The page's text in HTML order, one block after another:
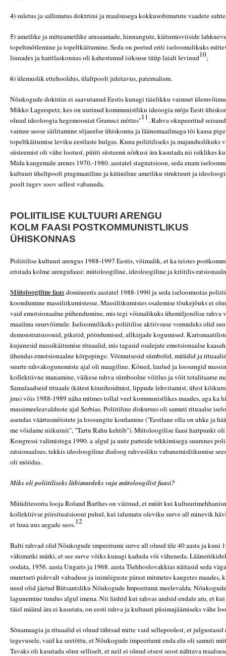
4)suletus ja sallimatus doktriini ja reaalsusega kokkusobimatute vaadete
5)ametlike ja mitteametlike arusaamade, hinnangute, käitumisviiside
topeltmõtlemine ja topeltkäitumine. Seda on peetud eriti iseloomulikuks
linnades ja haritlaskonnas oli kahestunud isiksuse tüüp laialt levinud10;
6)ülemuslik ettehooldus, ülaltpoolt juhitavus, paternalism.
Nõukogude doktriin ei saavutanud Eestis kunagi täielikku vaimset
Mikko Lagerspetz, kes on uurinud kommunistliku ideoogia mõju Eesti
olnud ideoloogia hegemooniat Gramsci mõttes"11. Rahva okupeeritud
vaimse seose säilitamine sõjaeelse ühiskonna ja läänemaailmaga tõi kaasa
topeltkäitumise leviku eestlaste hulgas. Kuna poliitiliseks ja majanduslikuks
süsteemist oli vähe lootust, püüti süsteemi nõrkusi ära kasutada nii isiklikes
Mida kaugemale arenes 1970.-1980. aastatel stagnatsioon, seda enam
kultuuri üheltpoolt pragmaatiline ja küüniline ametliku struktuuri ja
poolt tugev soov sellest vabaneda.
POLIITILISE KULTUURI ARENGU
KOLM FAASI POSTKOMMUNISTLIKUS
ÜHISKONNAS
Poliitilise kultuuri arengus 1988-1997 Eestis, võimalik, et ka teistes
eristada kolme arengufaasi: mütoloogiline, ideoloogiline ja kriitilis-
Mütoloogiline faas domineeris aastatel 1988-1990 ja seda iseloomustas
koondumine massiliikumistesse. Massiliikumistes osalemise tõukejõuks ei
vaid emotsionaalne pühendumine, mis tegi võimalikuks ühemiljonilise rahva
maailma suurvõimule. Iseloomulikeks poliitilise aktiivsuse vormideks olid
demonstratsioonid, piketid, pöördumised, allkirjade kogumised.
kujunesid massikäitumise rituaalid, mis tagasid osalejate emotsionaalse
ühendas emotsionaalne kõrgepinge. Võimutsesid sümbolid, müüdid ja
suurte rahvakogunemiste ajal oli maagiline. Kõned, laulud ja loosungid
kollektiivne manamine, väikese rahva sümboolne võitlus ja võit totalitaarse
Samalaadseid rituaale (kätest kinnihoidmist, lippude lehvitamist, ühist
jms) võis 1988-1989 näha mitmes tollal veel kommunistlikes maades, aga ka
massimeeleavalduste ajal Serbias. Poliitiline diskursus oli samuti rituaalse
asendas väärtusmõistete ja loosungite kordamine ("Eestlane olla on uhke ja
me võidame niikuinii", "Tartu Rahu kehtib"). Mütoloogilise faasi haripunkt oli
Kongressi valimistega 1990. a algul ja uute parteide tekkimisega suurenes
ratsionaalsus, tekkis ideoloogiline dialoog rahvusliku vabanemisliikumise
oli möödas.
Miks oli poliitiliseks läbimurdeks vaja mütoloogilist faasi?
Müüditeooria looja Roland Barthes on väitnud, et müüt kui
kollektiivse piirsituatsiooni puhul, kui talumatu oleviku surve all minevik
et luua uus aegade seos.12
Balti rahvad olid Nõukogude impeeriumi surve all olnud üle 40 aasta ja kuni
vähimatki märki, et see surve võiks kunagi kaduda või väheneda.
oodata, 1956. aasta Ungaris ja 1968. aasta Tšehhoslovakkias näitasid seda
muretseti pidevalt vabaduse ja inimõiguste pärast mitmetes kaugetes maades,
need olid jäetud Bütsantsliku Nõukogude Impeeriumi meelevalda.
lagunemine tundus algul imena. Nii liidrid kui rahvas andsid endale aru, et kui
täiel määral ära ei kasutata, on eesti rahva ja kultuuri püsimajäämiseks vähe
Sõnamaagia ja rituaalid ei olnud tähtsad mitte vaid sellepoolest, et julgustasid
tegevusele, vaid ka seetõttu, et Nõukogude impeeriumi enda elu oli samuti
Tavaks oli kasutada sõnu selliselt, et neil ei olnud otsest seost nähtava